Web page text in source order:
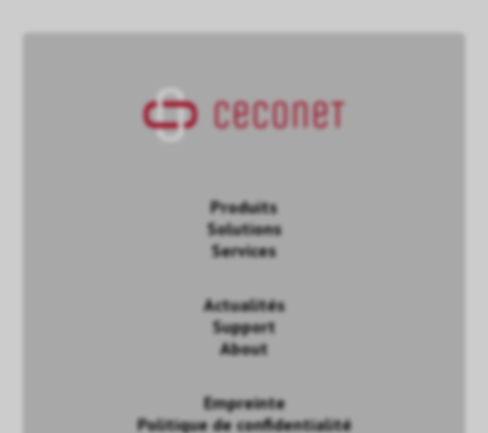
Produits
Solutions
Services
Actualités
Support
About
Empreinte
Politique de confidentialité